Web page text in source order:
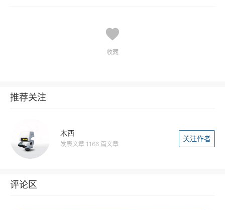
收藏
推荐关注
木西
发表文章 1166 篇文章
关注作者
评论区